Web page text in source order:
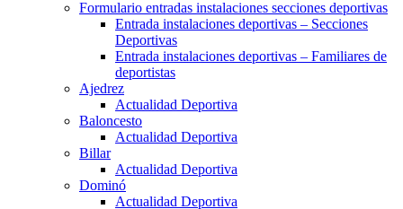
Formulario entradas instalaciones secciones deportivas
Entrada instalaciones deportivas – Secciones
Deportivas
Entrada instalaciones deportivas – Familiares de
deportistas
Ajedrez
Actualidad Deportiva
Baloncesto
Actualidad Deportiva
Billar
Actualidad Deportiva
Dominó
Actualidad Deportiva